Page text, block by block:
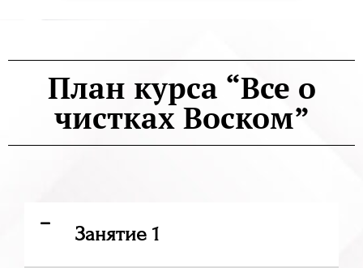
План курса “Все о
чистках Воском”
Занятие 1